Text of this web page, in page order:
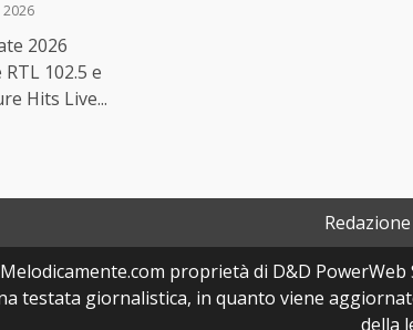
2026
2026
102.5 e
Hits Live...
Redazione
proprietà di D&D PowerWeb
testata giornalistica, in quanto viene
della